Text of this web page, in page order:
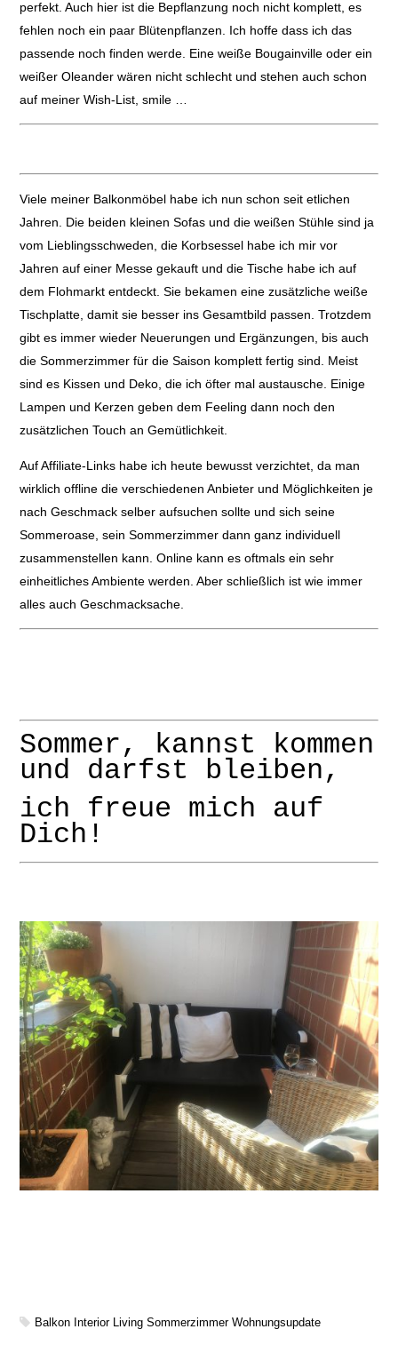
perfekt. Auch hier ist die Bepflanzung noch nicht komplett, es
fehlen noch ein paar Blütenpflanzen. Ich hoffe dass ich das
passende noch finden werde. Eine weiße Bougainville oder ein
weißer Oleander wären nicht schlecht und stehen auch schon
auf meiner Wish-List, smile …
Viele meiner Balkonmöbel habe ich nun schon seit etlichen
Jahren. Die beiden kleinen Sofas und die weißen Stühle sind ja
vom Lieblingsschweden, die Korbsessel habe ich mir vor
Jahren auf einer Messe gekauft und die Tische habe ich auf
dem Flohmarkt entdeckt. Sie bekamen eine zusätzliche weiße
Tischplatte, damit sie besser ins Gesamtbild passen. Trotzdem
gibt es immer wieder Neuerungen und Ergänzungen, bis auch
die Sommerzimmer für die Saison komplett fertig sind. Meist
sind es Kissen und Deko, die ich öfter mal austausche. Einige
Lampen und Kerzen geben dem Feeling dann noch den
zusätzlichen Touch an Gemütlichkeit.
Auf Affiliate-Links habe ich heute bewusst verzichtet, da man
wirklich offline die verschiedenen Anbieter und Möglichkeiten je
nach Geschmack selber aufsuchen sollte und sich seine
Sommeroase, sein Sommerzimmer dann ganz individuell
zusammenstellen kann. Online kann es oftmals ein sehr
einheitliches Ambiente werden. Aber schließlich ist wie immer
alles auch Geschmacksache.
Sommer, kannst kommen
und darfst bleiben,
ich freue mich auf
Dich!
Balkon Interior Living Sommerzimmer Wohnungsupdate